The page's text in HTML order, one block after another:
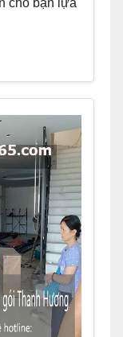
cho bạn lựa